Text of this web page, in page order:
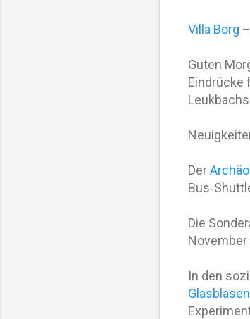
Villa Borg
Guten
Eindrücke
Der
Die
November
In den